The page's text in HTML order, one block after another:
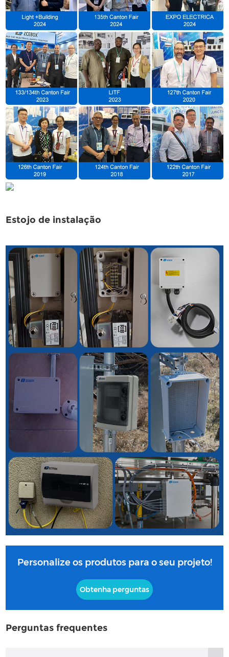
Estojo de instalação
Personalize os produtos para o seu projeto!
Obtenha perguntas
Perguntas frequentes